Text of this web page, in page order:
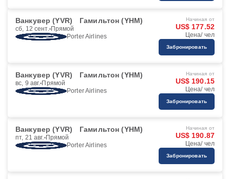
Ванкувер (YVR) Гамильтон (YHM)
сб, 12 сент. Прямой
Porter Airlines
Начиная от
US$ 177.52
Цена/ чел
Забронировать
Ванкувер (YVR) Гамильтон (YHM)
вс, 9 авг. Прямой
Porter Airlines
Начиная от
US$ 190.15
Цена/ чел
Забронировать
Ванкувер (YVR) Гамильтон (YHM)
пт, 21 авг. Прямой
Porter Airlines
Начиная от
US$ 190.87
Цена/ чел
Забронировать